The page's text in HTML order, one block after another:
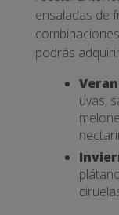
ensaladas de
podrás
uvas,